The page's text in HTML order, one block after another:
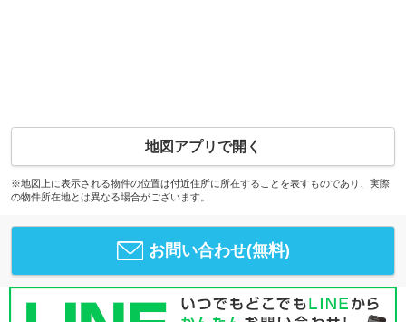
地図アプリで開く
※地図上に表示される物件の位置は付近住所に所在することを表すものであり、実際
の物件所在地とは異なる場合がございます。
お問い合わせ(無料)